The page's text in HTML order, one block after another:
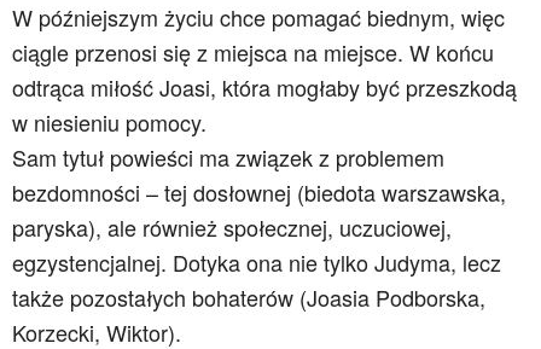
W późniejszym życiu chce pomagać biednym, więc
ciągle przenosi się z miejsca na miejsce. W końcu
odtrąca miłość Joasi, która mogłaby być przeszkodą
w niesieniu pomocy.
Sam tytuł powieści ma związek z problemem
bezdomności – tej dosłownej (biedota warszawska,
paryska), ale również społecznej, uczuciowej,
egzystencjalnej. Dotyka ona nie tylko Judyma, lecz
także pozostałych bohaterów (Joasia Podborska,
Korzecki, Wiktor).